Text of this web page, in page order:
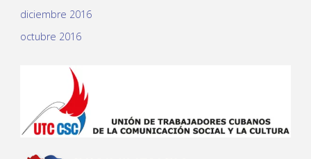
diciembre 2016
octubre 2016